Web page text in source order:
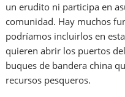
un erudito ni participa en
comunidad. Hay muchos
podríamos incluirlos en
quieren abrir los puertos del
buques de bandera china
recursos pesqueros.